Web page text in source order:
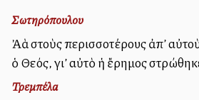
Σωτηρόπουλου
Ἀλλὰ στοὺς περισσοτέρους ἀπ’
ὁ Θεός, γι’ αὐτὸ ἡ ἔρημος
Τρεμπέλα